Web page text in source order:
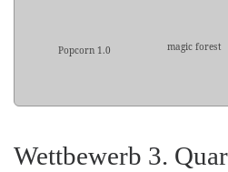
Popcorn 1.0 magic forest
Wettbewerb 3.